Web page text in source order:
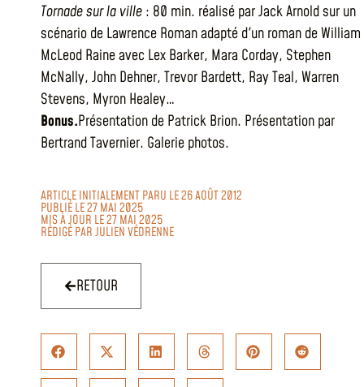
Tornade sur la ville : 80 min. réalisé par Jack Arnold sur un
scénario de Lawrence Roman adapté d'un roman de William
McLeod Raine avec Lex Barker, Mara Corday, Stephen
McNally, John Dehner, Trevor Bardett, Ray Teal, Warren
Stevens, Myron Healey…
Bonus.Présentation de Patrick Brion. Présentation par
Bertrand Tavernier. Galerie photos.
ARTICLE INITIALEMENT PARU LE 26 AOÛT 2012
PUBLIÉ LE 27 MAI 2025
MIS À JOUR LE 27 MAI 2025
RÉDIGÉ PARJULIEN VÉDRENNE
RETOUR